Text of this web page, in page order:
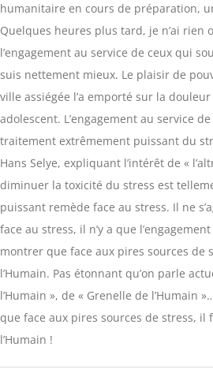
humanitaire en cours de préparation,
Quelques heures plus tard, je n’ai rien
l’engagement au service de ceux qui
suis nettement mieux. Le plaisir de
ville assiégée l’a emporté sur la
adolescent. L’engagement au service
traitement extrêmement puissant du
Hans Selye, expliquant l’intérêt de «
diminuer la toxicité du stress est
puissant remède face au stress. Il ne
face au stress, il n’y a que
montrer que face aux pires sources de
l’Humain. Pas étonnant qu’on parle
l’Humain », de « Grenelle de l’Humain
que face aux pires sources de stress,
l’Humain !